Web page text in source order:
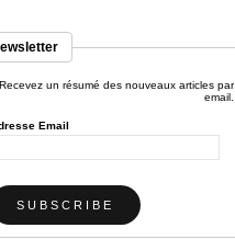
Recevez un résumé des nouveaux articles par
email.
Email